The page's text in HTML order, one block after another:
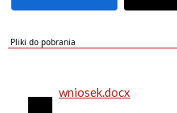
Pliki do pobrania
wniosek.docx